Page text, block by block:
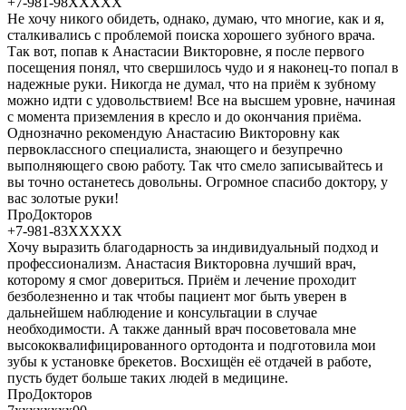
Не хочу никого обидеть, однако, думаю, что многие, как и я,
сталкивались с проблемой поиска хорошего зубного врача.
Так вот, попав к Анастасии Викторовне, я после первого
посещения понял, что свершилось чудо и я наконец-то попал в
надежные руки. Никогда не думал, что на приём к зубному
можно идти с удовольствием! Все на высшем уровне, начиная
с момента приземления в кресло и до окончания приёма.
Однозначно рекомендую Анастасию Викторовну как
первоклассного специалиста, знающего и безупречно
выполняющего свою работу. Так что смело записывайтесь и
вы точно останетесь довольны. Огромное спасибо доктору, у
вас золотые руки!
ПроДокторов
+7-981-83XXXXX
Хочу выразить благодарность за индивидуальный подход и
профессионализм. Анастасия Викторовна лучший врач,
которому я смог довериться. Приём и лечение проходит
безболезненно и так чтобы пациент мог быть уверен в
дальнейшем наблюдение и консультации в случае
необходимости. А также данный врач посоветовала мне
высококвалифицированного ортодонта и подготовила мои
зубы к установке брекетов. Восхищён её отдачей в работе,
пусть будет больше таких людей в медицине.
ПроДокторов